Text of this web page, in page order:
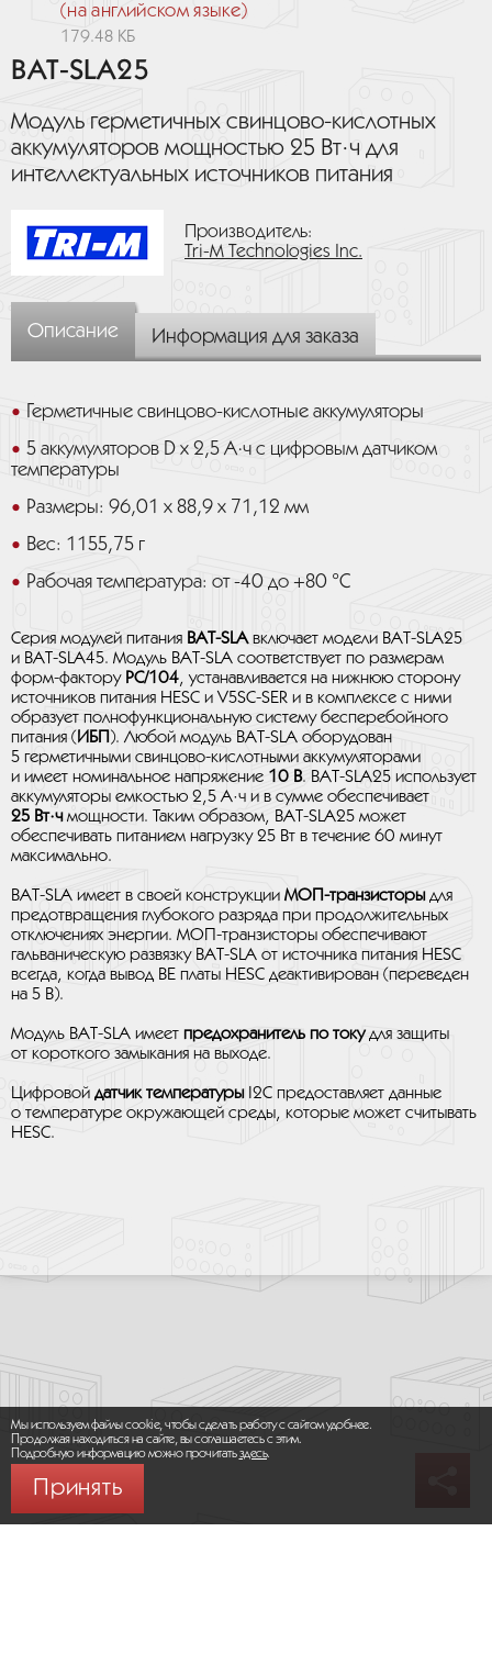
(на английском языке)
179.48 КБ
BAT-SLA25
Модуль герметичных свинцово-кислотных
аккумуляторов мощностью 25 Вт·ч для
интеллектуальных источников питания
Производитель:
Tri-M Technologies Inc.
Описание Информация для заказа
Герметичные свинцово-кислотные аккумуляторы
5 аккумуляторов D x 2,5 A·ч с цифровым датчиком
температуры
Размеры: 96,01 x 88,9 x 71,12 мм
Вес: 1155,75 г
Рабочая температура: от -40 до +80 °C
Серия модулей питания BAT-SLAвключает модели BAT-SLA25
и BAT-SLA45. Модуль BAT-SLA соответствует по размерам
форм-фактору PC/104, устанавливается на нижнюю сторону
источников питания HESC и V5SC-SER и в комплексе с ними
образует полнофункциональную систему бесперебойного
питания ( ИБП
). Любой модуль BAT-SLA оборудован
5 герметичными свинцово-кислотными аккумуляторами
и имеет номинальное напряжение 10 В. BAT-SLA25 использует
аккумуляторы емкостью 2,5 A·ч и в сумме обеспечивает
25 Вт·чмощности. Таким образом, BAT-SLA25 может
обеспечивать питанием нагрузку 25 Вт в течение 60 минут
максимально.
BAT-SLA имеет в своей конструкции МОП-транзисторыдля
предотвращения глубокого разряда при продолжительных
отключениях энергии. МОП-транзисторы обеспечивают
гальваническую развязку BAT-SLA от источника питания HESC
всегда, когда вывод BE платы HESC деактивирован (переведен
на 5 В).
Модуль BAT-SLA имеет предохранитель по токудля защиты
от короткого замыкания на выходе.
Цифровой датчик температурыI2C предоставляет данные
о температуре окружающей среды, которые может считывать
HESC.
Мы используем файлы cookie, чтобы сделать работу с сайтом удобнее.
Продолжая находиться на сайте, вы соглашаетесь с этим.
Подробную информацию можно прочитатьздесь.
Принять